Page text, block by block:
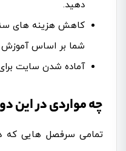
دهید.
کاهش هزینه های
شما بر اساس
آماده شدن سایت
چه مواردی در این
تمامی سرفصل هایی که